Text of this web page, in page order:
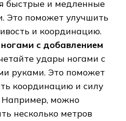
быстрые и медленные
Это поможет улучшить
и координацию.
с добавлением
удары ногами с
руками. Это поможет
координацию и силу
Например, можно
несколько метров